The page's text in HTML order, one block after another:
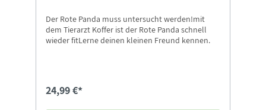
Der Rote Panda muss untersucht werden!mit
dem Tierarzt Koffer ist der Rote Panda schnell
wieder fitLerne deinen kleinen Freund kennen.
24,99 €*